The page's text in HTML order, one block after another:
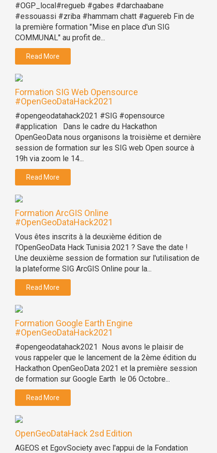
#OGP_local#regueb #gabes #darchaabane
#essouassi #zriba #hammam chatt #aguereb Fin de
la première formation "Mise en place d'un SIG
COMMUNAL" au profit de...
Read More
Formation SIG Web Opensource
#OpenGeoDataHack2021
#opengeodatahack2021 #SIG #opensource
#application Dans le cadre du Hackathon
OpenGeoData nous organisons la troisième et dernière
session de formation sur les SIG web Open source à
19h via zoom le 14...
Read More
Formation ArcGIS Online
#OpenGeoDataHack2021
Vous êtes inscrits à la deuxième édition de
l'OpenGeoData Hack Tunisia 2021 ? Save the date !
Une deuxième session de formation sur l'utilisation de
la plateforme SIG ArcGIS Online pour la...
Read More
Formation Google Earth Engine
#OpenGeoDataHack2021
#opengeodatahack2021 Nous avons le plaisir de
vous rappeler que le lancement de la 2ème édition du
Hackathon OpenGeoData 2021 et la première session
de formation sur Google Earth le 06 Octobre...
Read More
OpenGeoDataHack 2sd Edition
AGEOS et EgovSociety avec l'appui de la Fondation